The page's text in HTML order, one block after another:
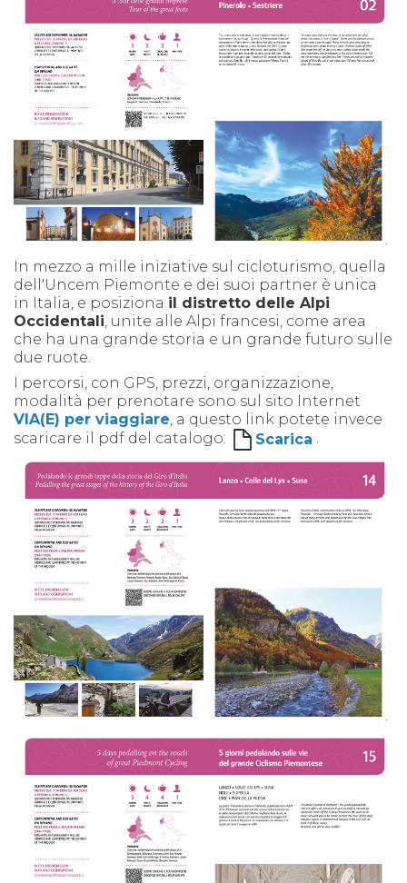
In mezzo a mille iniziative sul cicloturismo, quella
dell'Uncem Piemonte e dei suoi partner è unica
in Italia, e posiziona il distretto delle Alpi
Occidentali, unite alle Alpi francesi, come area
che ha una grande storia e un grande futuro sulle
due ruote.
I percorsi, con GPS, prezzi, organizzazione,
modalità per prenotare sono sul sito Internet
VIA(E) per viaggiare, a questo link potete invece
scaricare il pdf del catalogo:
Scarica .